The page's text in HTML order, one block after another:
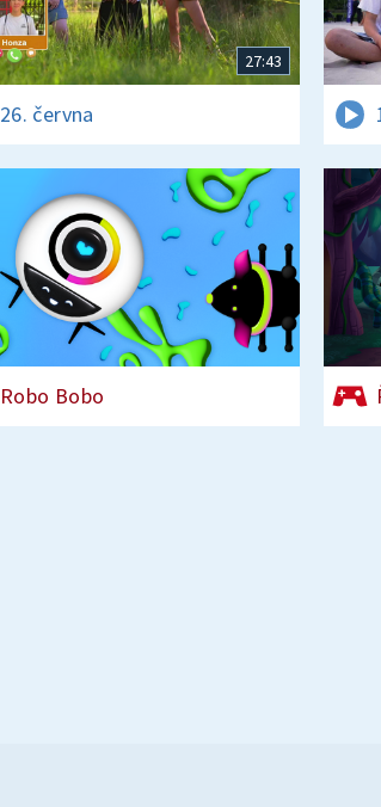
27:43
26. června
Robo Bobo